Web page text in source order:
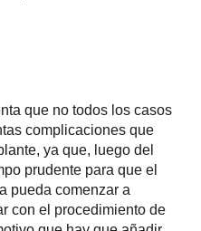
que no todos los casos
complicaciones que
ya que, luego del
prudente para que el
pueda comenzar a
con el procedimiento de